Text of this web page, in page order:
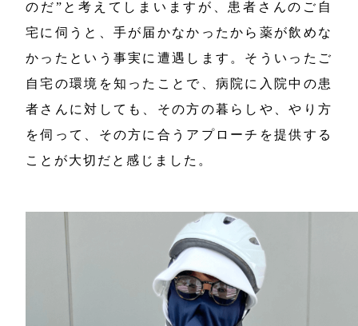
のだ”と考えてしまいますが、患者さんのご自
宅に伺うと、手が届かなかったから薬が飲めな
かったという事実に遭遇します。そういったご
自宅の環境を知ったことで、病院に入院中の患
者さんに対しても、その方の暮らしや、やり方
を伺って、その方に合うアプローチを提供する
ことが大切だと感じました。